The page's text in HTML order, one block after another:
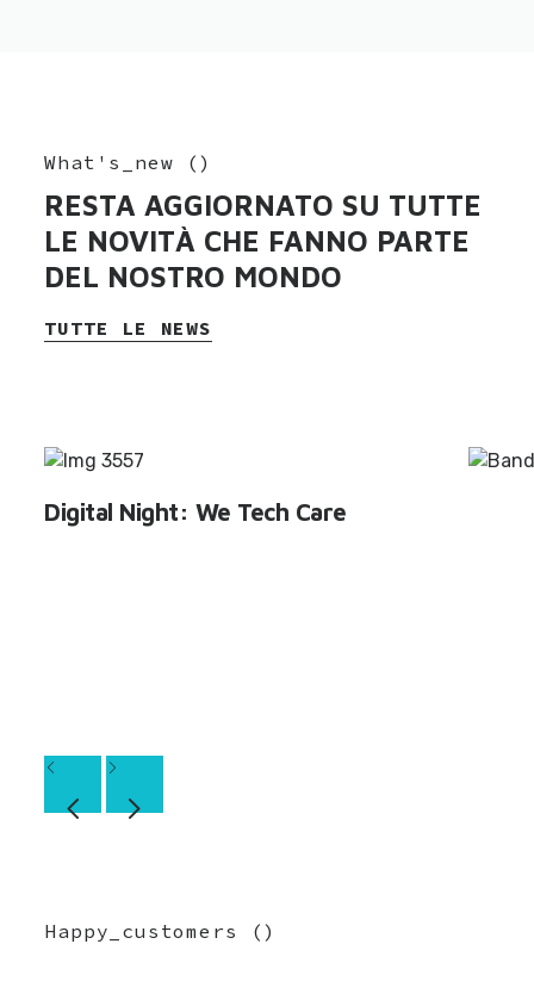
What's_new ( )
RESTA AGGIORNATO SU TUTTE
LE NOVITÀ CHE FANNO PARTE
DEL NOSTRO MONDO
TUTTE LE NEWS
Digital Night: We Tech Care
Happy_customers ( )